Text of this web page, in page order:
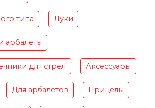
типа Луки
арбалеты
для стрел Аксессуары
Для арбалетов Прицелы